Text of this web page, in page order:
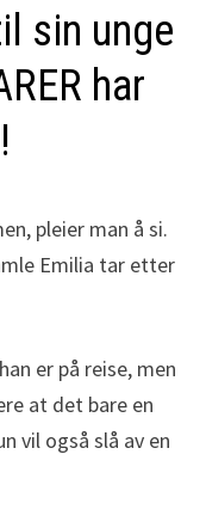
sin unge
har
pleier man å si.
Emilia tar etter
er på reise, men
at det bare en
vil også slå av en